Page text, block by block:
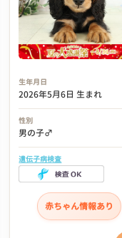
生年月日
2026年5月6日 生まれ
性別
男の子♂
遺伝子病検査
赤ちゃん情報あり